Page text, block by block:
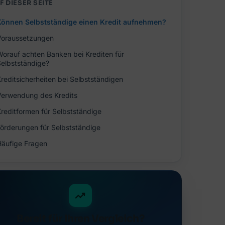
DIESER SEITE
Selbstständige einen Kredit aufnehmen?
achten Banken bei Krediten für
bei Selbstständigen
des Kredits
für Selbstständige
für Selbstständige
Fragen